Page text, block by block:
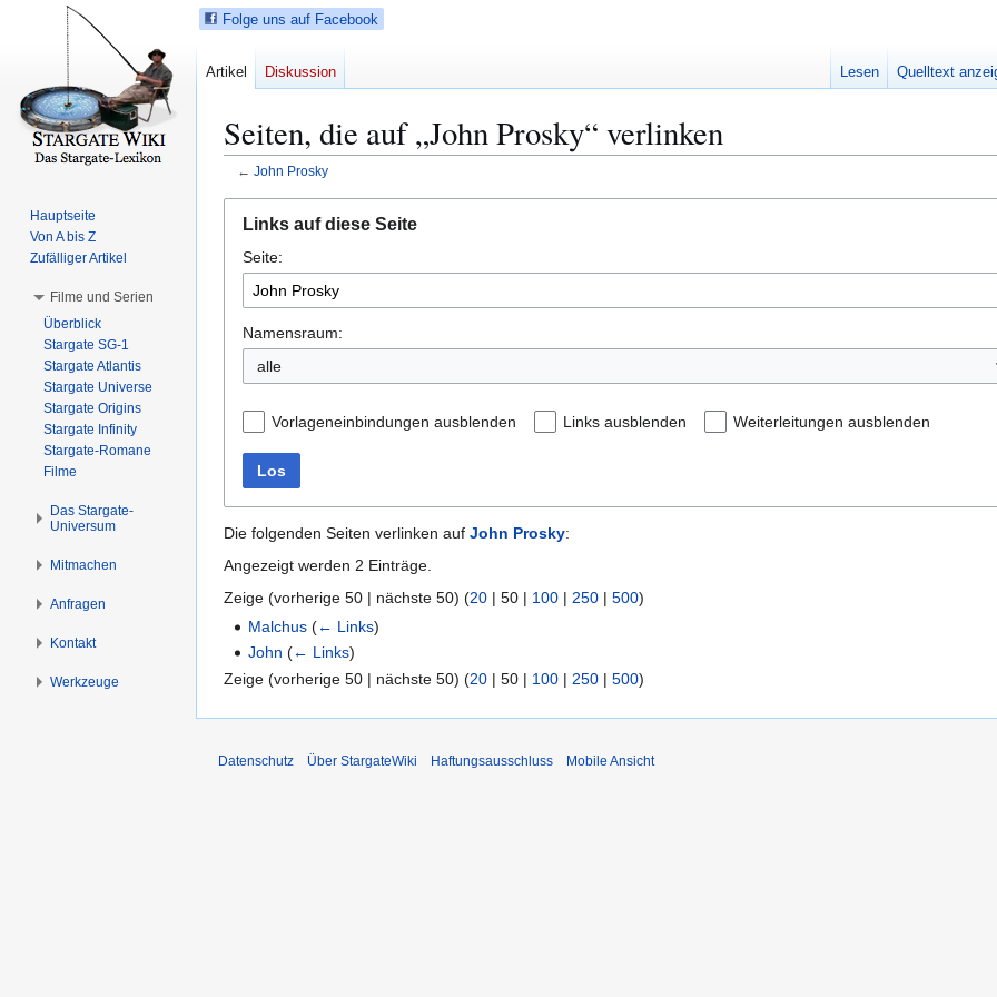
Seiten, die auf „John Prosky“ verlinken
← John Prosky
n
s
r
i
e
n
g
n
Links auf diese Seite
Seite:
Namensraum:
alle
Vorlageneinbindungen ausblenden Links ausblenden Weiterleitungen ausblenden
Los
Die folgenden Seiten verlinken auf John Prosky:
Angezeigt werden 2 Einträge.
Zeige (vorherige 50 | nächste 50) (20 | 50 | 100 | 250 | 500)
Malchus (← Links)
John (← Links)
Zeige (vorherige 50 | nächste 50) (20 | 50 | 100 | 250 | 500)
Folge uns auf Facebook
Artikel Diskussion Lesen Quelltext
Hauptseite
Von A bis Z
Zufälliger Artikel
Filme und Serien
Überblick
Stargate SG-1
Stargate Atlantis
Stargate Universe
Stargate Origins
Stargate Infinity
Stargate-Romane
Filme
Das Stargate-
Universum
Mitmachen
Anfragen
Kontakt
Werkzeuge
Datenschutz Über StargateWiki Haftungsausschluss Mobile Ansicht